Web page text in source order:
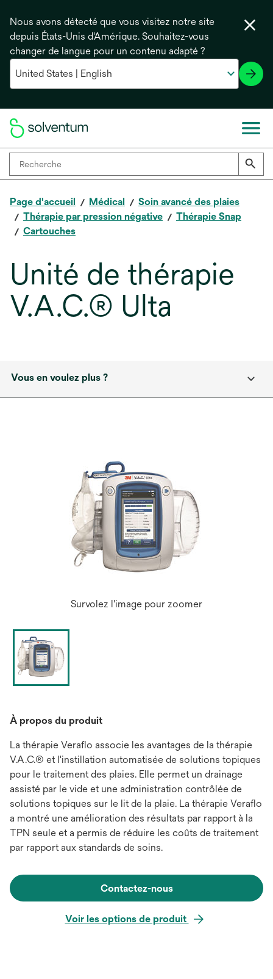
Nous avons détecté que vous visitez notre site
depuis États-Unis d'Amérique. Souhaitez-vous
changer de langue pour un contenu adapté ?
Page d'accueil Médical
Soin avancé des plaies
Thérapie par pression négative
Thérapie Snap
Cartouches
Unité de thérapie
V.A.C.® Ulta
Vous en voulez plus ?
Survolez l'image pour zoomer
À propos du produit
La thérapie Veraflo associe les avantages de la thérapie
V.A.C.® et l'instillation automatisée de solutions topiques
pour le traitement des plaies. Elle permet un drainage
assisté par le vide et une administration contrôlée de
solutions topiques sur le lit de la plaie. La thérapie Veraflo
a montré une amélioration des résultats par rapport à la
TPN seule et a permis de réduire les coûts de traitement
par rapport aux standards de soins.
Contactez-nous
Voir les options de produit